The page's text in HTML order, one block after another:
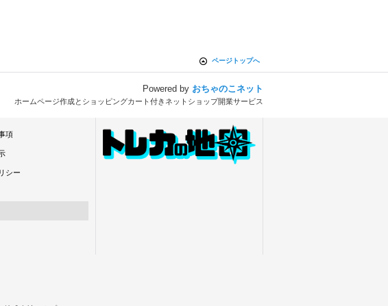
ページトップへ
Powered by おちゃのこネット
ホームページ作成とショッピングカート付きネットショップ開業サービス
項
シー